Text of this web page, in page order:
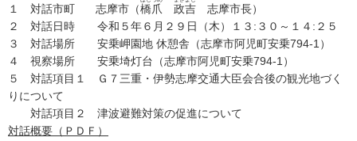
１ 対話市町 志摩市（橋爪 政吉 志摩市長）
２ 対話日時 令和５年６月２９日（木）１３:３０～１４:２５
３ 対話場所 安乗岬園地 休憩舎（志摩市阿児町安乗794-1）
４ 視察場所 安乗埼灯台（志摩市阿児町安乗794-1）
５ 対話項目１ Ｇ７三重・伊勢志摩交通大臣会合後の観光地づく
りについて
対話項目２ 津波避難対策の促進について
対話概要（ＰＤＦ）